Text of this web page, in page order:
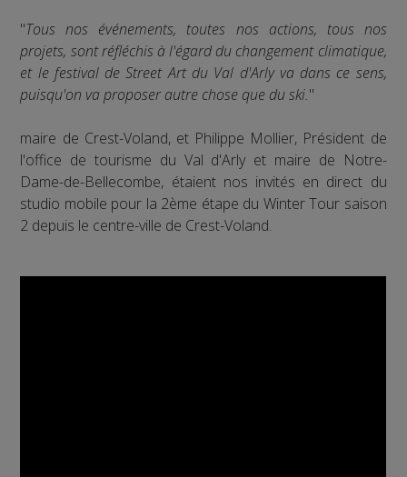
"Tous nos événements, toutes nos actions, tous nos
projets, sont réfléchis à l'égard du changement climatique,
et le festival de Street Art du Val d'Arly va dans ce sens,
puisqu'on va proposer autre chose que du ski."
maire de Crest-Voland, et Philippe Mollier, Président de
l'office de tourisme du Val d'Arly et maire de Notre-
Dame-de-Bellecombe, étaient nos invités en direct du
studio mobile pour la 2ème étape du Winter Tour saison
2 depuis le centre-ville de Crest-Voland.